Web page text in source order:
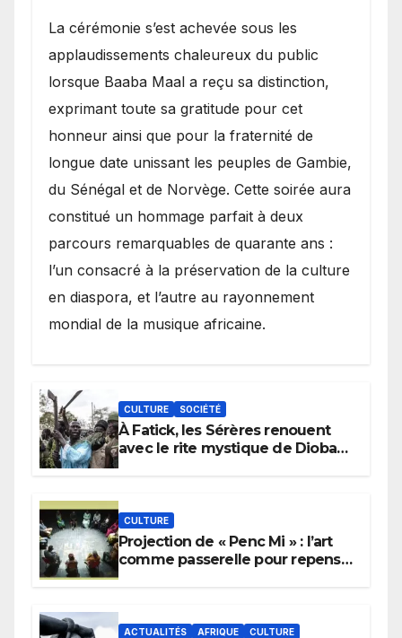
​La cérémonie s’est achevée sous les
applaudissements chaleureux du public
lorsque Baaba Maal a reçu sa distinction,
exprimant toute sa gratitude pour cet
honneur ainsi que pour la fraternité de
longue date unissant les peuples de Gambie,
du Sénégal et de Norvège. Cette soirée aura
constitué un hommage parfait à deux
parcours remarquables de quarante ans :
l’un consacré à la préservation de la culture
en diaspora, et l’autre au rayonnement
mondial de la musique africaine.
CULTURE SOCIÉTÉ
À Fatick, les Sérères renouent
avec le rite mystique de Diobaye
CULTURE
Projection de « Penc Mi » : l’art
comme passerelle pour repenser
ACTUALITÉS AFRIQUE CULTURE